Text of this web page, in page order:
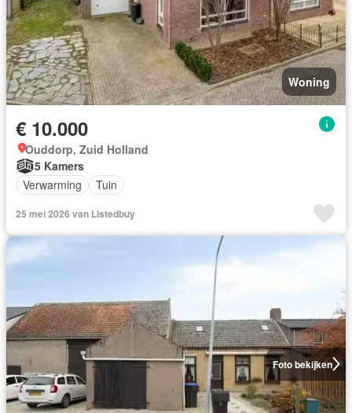
Woning
€ 10.000
Ouddorp, Zuid Holland
5 Kamers
Verwarming
Tuin
25 mei 2026 van Listedbuy
Foto bekijken